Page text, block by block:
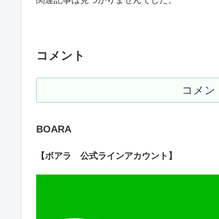
コメント
コメン
BOARA
【ボアラ 公式ラインアカウント】